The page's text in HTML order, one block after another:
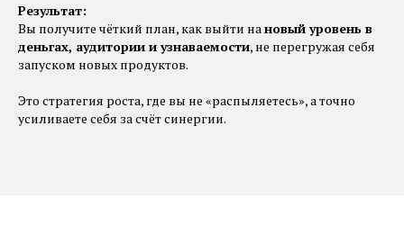
Результат:
Вы получите чёткий план, как выйти нановый уровень в
деньгах, аудитории и узнаваемости, не перегружая себя
запуском новых продуктов.
Это стратегия роста, где вы не «распыляетесь», а точно
усиливаете себя за счёт синергии.